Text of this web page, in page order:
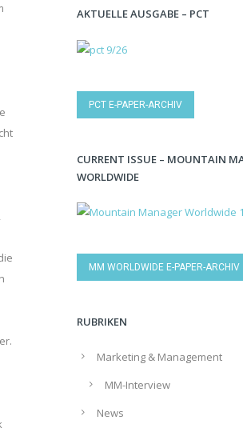
AKTUELLE AUSGABE – PCT
PCT E-PAPER-ARCHIV
CURRENT ISSUE – MOUNTAIN
WORLDWIDE
MM WORLDWIDE E-PAPER-ARCHIV
RUBRIKEN
Marketing & Management
MM-Interview
News